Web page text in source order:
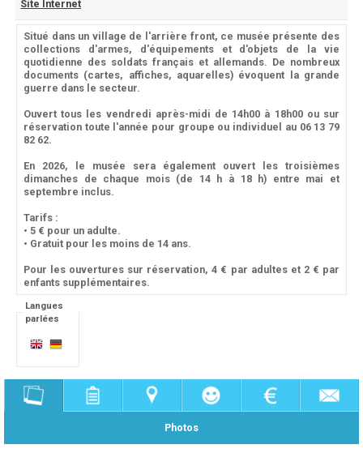
Site Internet
Situé dans un village de l'arrière front, ce musée présente des
collections d'armes, d'équipements et d'objets de la vie
quotidienne des soldats français et allemands. De nombreux
documents (cartes, affiches, aquarelles) évoquent la grande
guerre dans le secteur.
Ouvert tous les vendredi après-midi de 14h00 à 18h00 ou sur
réservation toute l'année pour groupe ou individuel au 06 13 79
82 62.
En 2026, le musée sera également ouvert les troisièmes
dimanches de chaque mois (de 14 h à 18 h) entre mai et
septembre inclus.
Tarifs :
• 5 € pour un adulte.
• Gratuit pour les moins de 14 ans.
Pour les ouvertures sur réservation, 4 € par adultes et 2 € par
enfants supplémentaires.
Langues
parlées
Photos